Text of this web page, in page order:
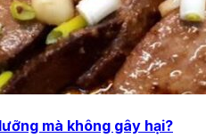
mà không gây hại?